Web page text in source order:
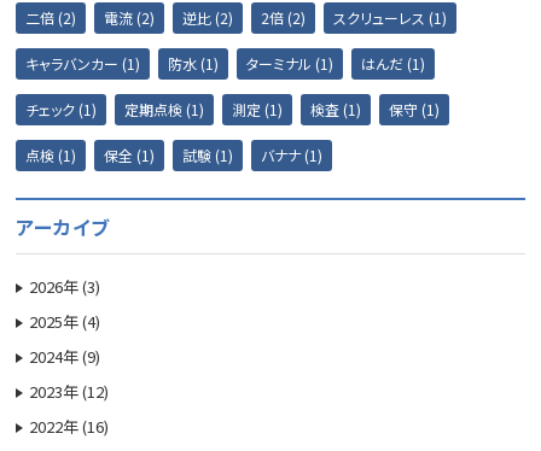
二倍 (2) 電流 (2) 逆比 (2) 2倍 (2) スクリューレス (1)
キャラバンカー (1) 防水 (1) ターミナル (1) はんだ (1)
チェック (1) 定期点検 (1) 測定 (1) 検査 (1) 保守 (1)
点検 (1) 保全 (1) 試験 (1) バナナ (1)
アーカイブ
2026年 (3)
2025年 (4)
2024年 (9)
2023年 (12)
2022年 (16)